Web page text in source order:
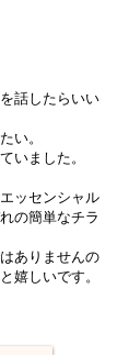
話したらいい
い。
いました。
ッセンシャル
の簡単なチラ
ありませんの
嬉しいです。